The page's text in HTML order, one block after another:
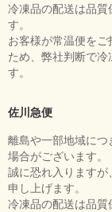
冷凍品の配送は品質
す。
お客様が常温便を
ため、弊社判断で
す。
佐川急便
離島や一部地域に
場合がございます。
誠に恐れ入ります
申し上げます。
冷凍品の配送は品質